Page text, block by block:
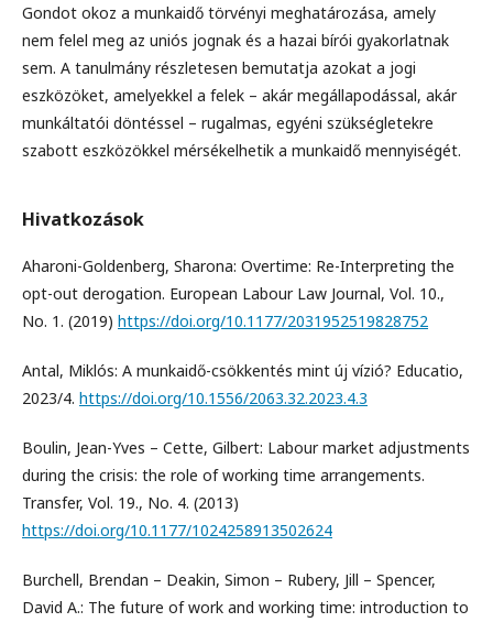
Gondot okoz a munkaidő törvényi meghatározása, amely
nem felel meg az uniós jognak és a hazai bírói gyakorlatnak
sem. A tanulmány részletesen bemutatja azokat a jogi
eszközöket, amelyekkel a felek – akár megállapodással, akár
munkáltatói döntéssel – rugalmas, egyéni szükségletekre
szabott eszközökkel mérsékelhetik a munkaidő mennyiségét.
Hivatkozások
Aharoni-Goldenberg, Sharona: Overtime: Re-Interpreting the
opt-out derogation. European Labour Law Journal, Vol. 10.,
No. 1. (2019) https://doi.org/10.1177/2031952519828752
Antal, Miklós: A munkaidő-csökkentés mint új vízió? Educatio,
2023/4. https://doi.org/10.1556/2063.32.2023.4.3
Boulin, Jean-Yves – Cette, Gilbert: Labour market adjustments
during the crisis: the role of working time arrangements.
Transfer, Vol. 19., No. 4. (2013)
https://doi.org/10.1177/1024258913502624
Burchell, Brendan – Deakin, Simon – Rubery, Jill – Spencer,
David A.: The future of work and working time: introduction to